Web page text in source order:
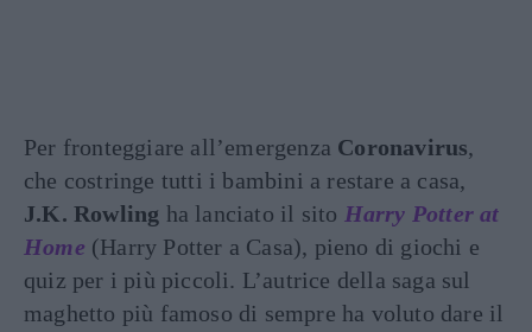
Per fronteggiare all’emergenza Coronavirus,
che costringe tutti i bambini a restare a casa,
J.K. Rowling ha lanciato il sito Harry Potter at
Home (Harry Potter a Casa), pieno di giochi e
quiz per i più piccoli. L’autrice della saga sul
maghetto più famoso di sempre ha voluto dare il